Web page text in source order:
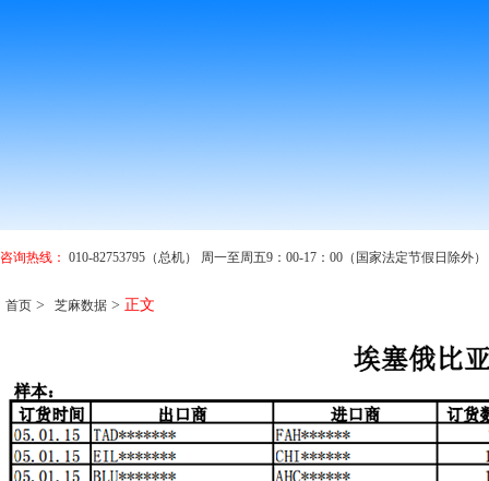
咨询热线： 010-82753795（总机） 周一至周五9：00-17：00（国家法定节假日除外）
首页 > 芝麻数据 > 正文